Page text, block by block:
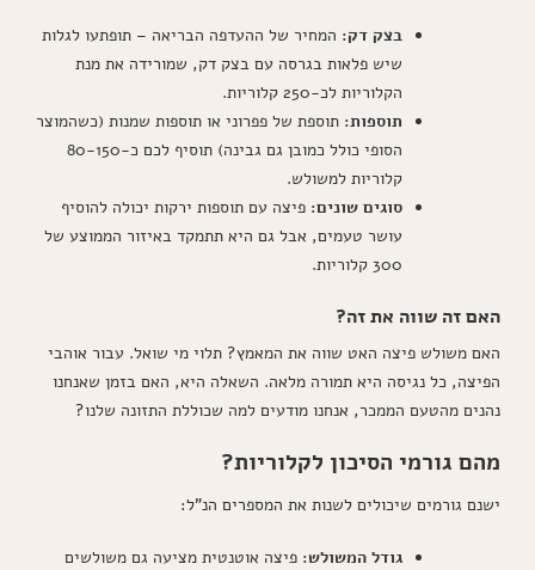
בצק דק: המחיר של ההעדפה הבריאה – תופתעו לגלות
שיש פלאות בגרסה עם בצק דק, שמורידה את מנת
הקלוריות לכ-250 קלוריות.
תוספות: תוספת של פפרוני או תוספות שמנות (כשהמוצר
הסופי כולל כמובן גם גבינה) תוסיף לכם כ-80-150
קלוריות למשולש.
סוגים שונים: פיצה עם תוספות ירקות יכולה להוסיף
עושר טעמים, אבל גם היא תתמקד באיזור הממוצע של
300 קלוריות.
האם זה שווה את זה?
האם משולש פיצה האט שווה את המאמץ? תלוי מי שואל. עבור אוהבי
הפיצה, כל נגיסה היא תמורה מלאה. השאלה היא, האם בזמן שאנחנו
נהנים מהטעם הממכר, אנחנו מודעים למה שכוללת התזונה שלנו?
מהם גורמי הסיכון לקלוריות?
ישנם גורמים שיכולים לשנות את המספרים הנ"ל:
גודל המשולש: פיצה אוטנטית מציעה גם משולשים